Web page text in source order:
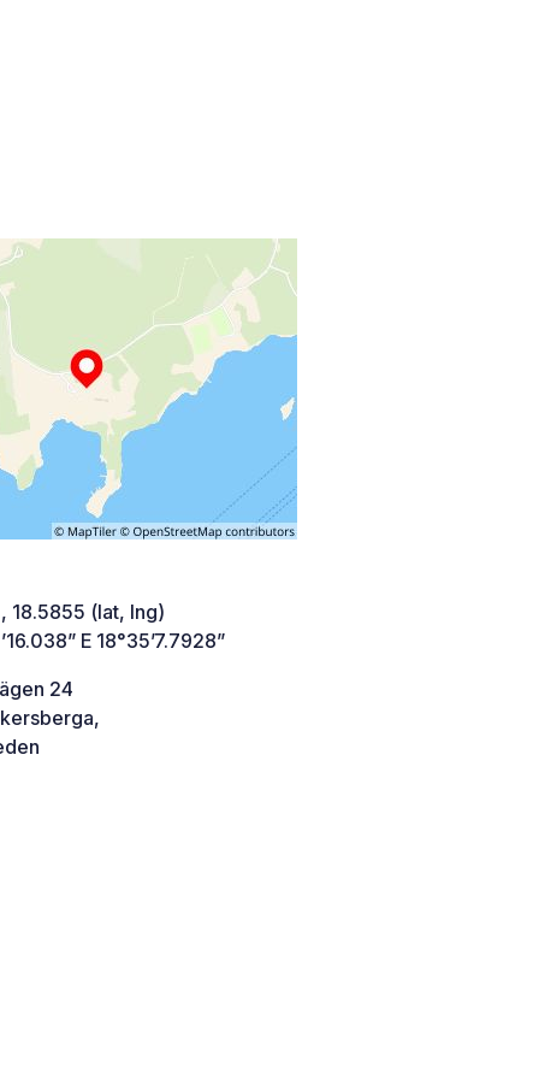
18.5855 (lat, lng)
E 18°35’7.7928”
24